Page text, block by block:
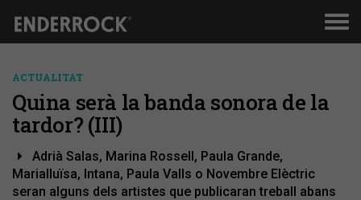
ACTUALITAT
Quina serà la banda sonora de la
tardor? (III)
Adrià Salas, Marina Rossell, Paula Grande,
Marialluïsa, Intana, Paula Valls o Novembre Elèctric
seran alguns dels artistes que publicaran treball abans